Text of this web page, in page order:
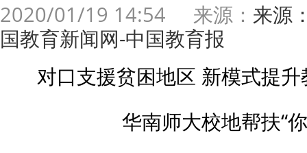
2020/01/19 14:54 来源： 来源
国教育新闻网-中国教育报
对口支援贫困地区 新模式提
华南师大校地帮扶“